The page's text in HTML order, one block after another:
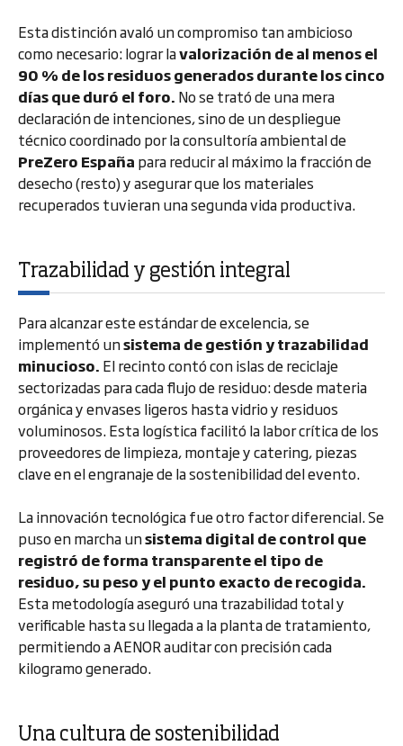
Esta distinción avaló un compromiso tan ambicioso
como necesario: lograr lavalorización de al menos el
90 % de los residuos generados durante los cinco
días que duró el foro. No se trató de una mera
declaración de intenciones, sino de un despliegue
técnico coordinado por la consultoría ambiental de
PreZero España para reducir al máximo la fracción de
desecho (resto) y asegurar que los materiales
recuperados tuvieran una segunda vida productiva.
Trazabilidad y gestión integral
Para alcanzar este estándar de excelencia, se
implementó unsistema de gestión y trazabilidad
minucioso. El recinto contó con islas de reciclaje
sectorizadas para cada flujo de residuo: desde materia
orgánica y envases ligeros hasta vidrio y residuos
voluminosos. Esta logística facilitó la labor crítica de los
proveedores de limpieza, montaje y catering, piezas
clave en el engranaje de la sostenibilidad del evento.
La innovación tecnológica fue otro factor diferencial. Se
puso en marcha unsistema digital de control que
registró de forma transparente el tipo de
residuo, su peso y el punto exacto de recogida.
Esta metodología aseguró una trazabilidad total y
verificable hasta su llegada a la planta de tratamiento,
permitiendo a AENOR auditar con precisión cada
kilogramo generado.
Una cultura de sostenibilidad